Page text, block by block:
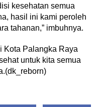
kesehatan semua
hasil ini kami peroleh
tahanan,” imbuhnya.
Kota Palangka Raya
untuk kita semua